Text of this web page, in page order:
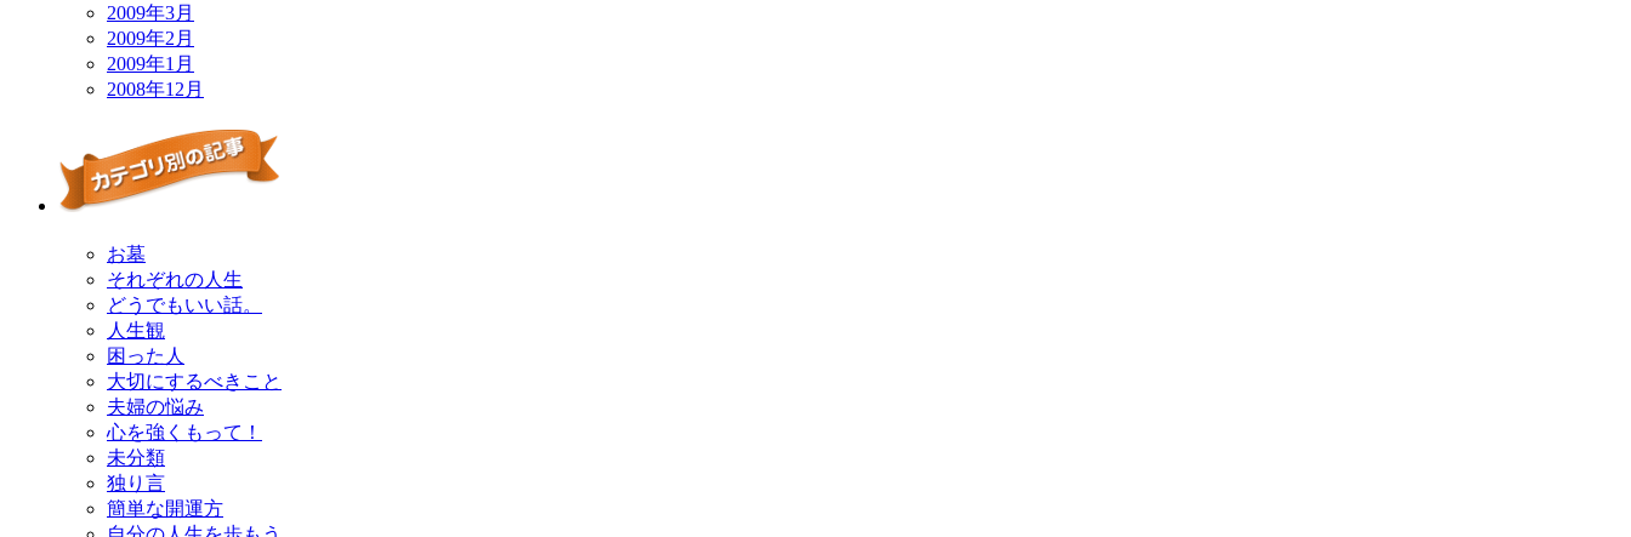
2009年3月
2009年2月
2009年1月
2008年12月
お墓
それぞれの人生
どうでもいい話。
人生観
困った人
大切にするべきこと
夫婦の悩み
心を強くもって！
未分類
独り言
簡単な開運方